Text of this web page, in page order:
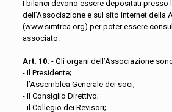
I bilanci devono essere depositati presso
dell’Associazione e sul sito internet della
(www.simtrea.org) per poter essere
associato.
Art. 10.- Gli organi dell’Associazione
- il Presidente;
- l’Assemblea Generale dei soci;
- il Consiglio Direttivo;
- il Collegio dei Revisori;